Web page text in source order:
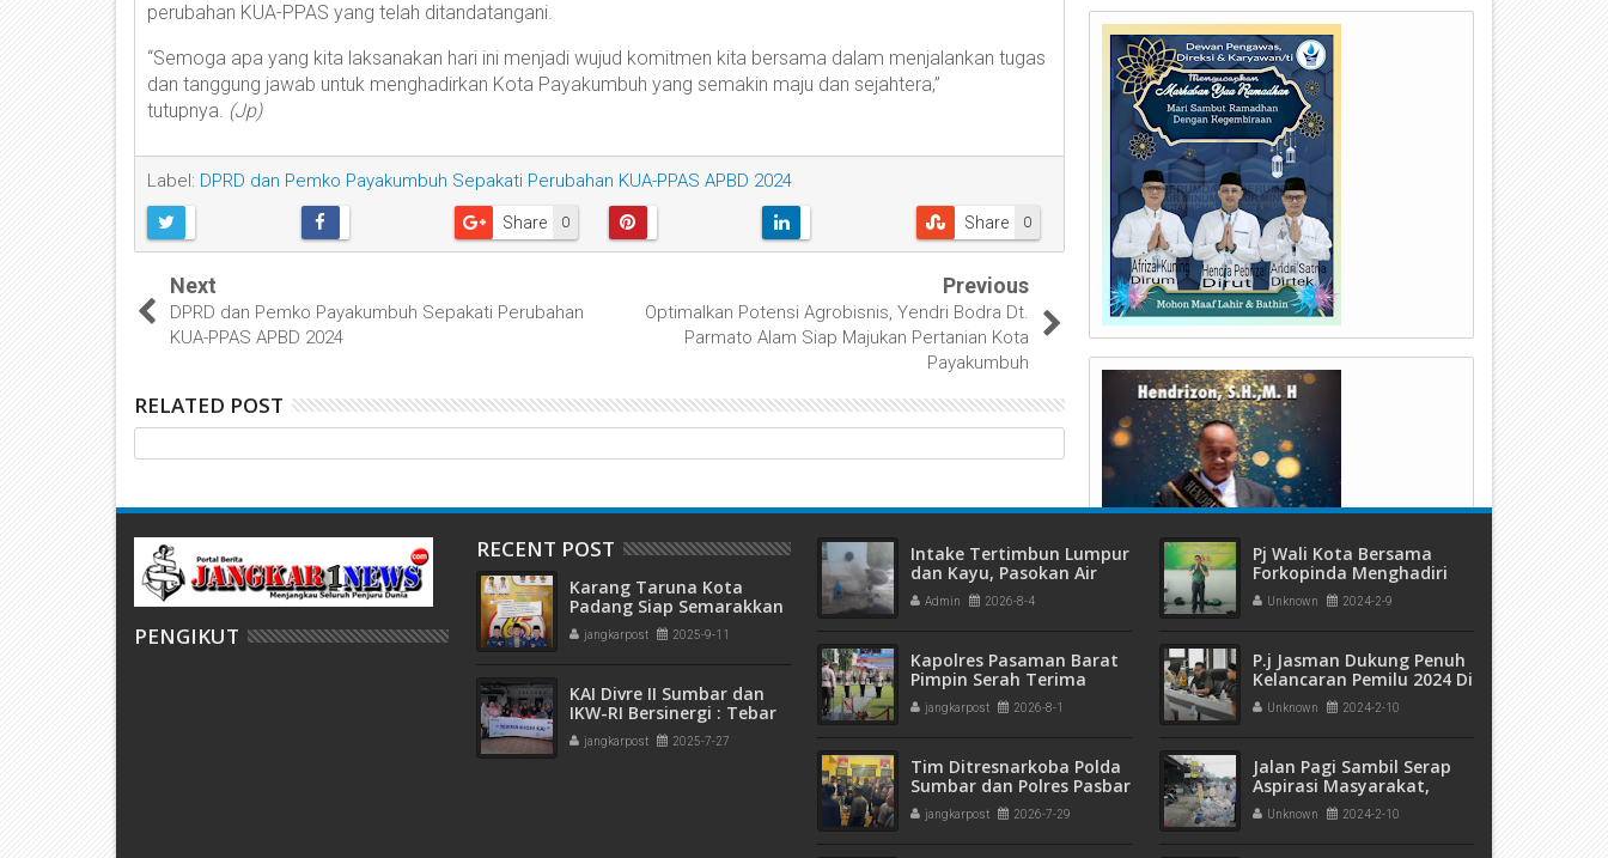
perubahan KUA-PPAS yang telah ditandatangani.
“Semoga apa yang kita laksanakan hari ini menjadi wujud komitmen kita bersama dalam menjalankan tugas
dan tanggung jawab untuk menghadirkan Kota Payakumbuh yang semakin maju dan sejahtera,”
tutupnya. (Jp)
Label: DPRD dan Pemko Payakumbuh Sepakati Perubahan KUA-PPAS APBD 2024
0
Share 0
Share
Next
DPRD dan Pemko Payakumbuh Sepakati Perubahan
KUA-PPAS APBD 2024
Previous
Optimalkan Potensi Agrobisnis, Yendri Bodra Dt.
Parmato Alam Siap Majukan Pertanian Kota
Payakumbuh
RELATED POST
PENGIKUT
RECENT POST
Karang Taruna Kota
Padang Siap Semarakkan
HUT ke-65 : Dari
Lapangan Hijau hingga
jangkarpost 2025-9-11
KAI Divre II Sumbar dan
IKW-RI Bersinergi : Tebar
Kepedulian Sosial Untuk
Panti Asuhan
jangkarpost 2025-7-27
Intake Tertimbun Lumpur
dan Kayu, Pasokan Air
Bersih di Kota Padang
Terganggu
Admin 2026-8-4
Kapolres Pasaman Barat
Pimpin Serah Terima
Jabatan PJU Polres dan
Kapolsek Sungai Beremas
jangkarpost 2026-8-1
Tim Ditresnarkoba Polda
Sumbar dan Polres Pasbar
Gagalkan Peredaran
Narkotika, 30 Paket Ganja
jangkarpost 2026-7-29
Pj Wali Kota Bersama
Forkopinda Menghadiri
Peringatan HPN Ke 78 Di
Payakumbuh
Unknown 2024-2-9
P.j Jasman Dukung Penuh
Kelancaran Pemilu 2024 Di
Payakumbuh
Unknown 2024-2-10
Jalan Pagi Sambil Serap
Aspirasi Masyarakat,
Masih Banyak
Masyarakat Buang
Unknown 2024-2-10